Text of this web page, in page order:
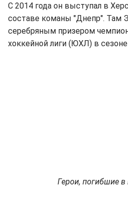
С 2014 года он выступал в
составе команы "Днепр". Там
серебряным призером
хоккейной лиги (ЮХЛ) в
Герои, погибшие